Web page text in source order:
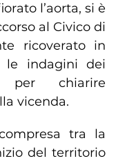
l’aorta, si è
al Civico di
ricoverato in
le indagini dei
per chiarire
vicenda.
tra la
del territorio